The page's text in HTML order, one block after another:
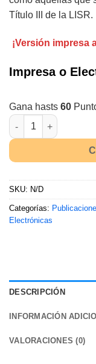
Título III de la LISR.
¡Versión impresa
Impresa o
Gana hasts 60
SKU: N/D
Categorías:
Electrónicas
DESCRIPCIÓN
INFORMACIÓN
VALORACIONES (0)